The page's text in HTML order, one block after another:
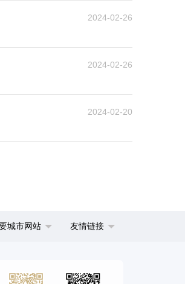
2024-02-26
2024-02-26
2024-02-20
城市网站 友情链接